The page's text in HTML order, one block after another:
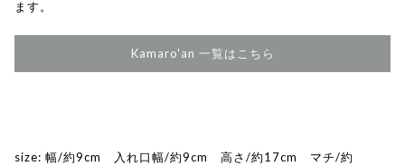
ます。
Kamaro'an 一覧はこちら
size: 幅/約9cm 入れ口幅/約9cm 高さ/約17cm マチ/約